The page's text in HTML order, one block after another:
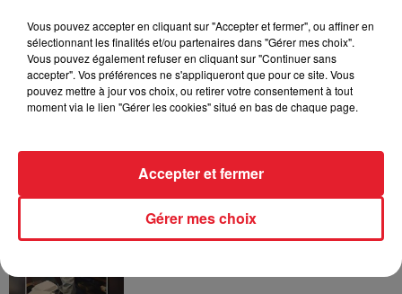
Les prix des carburants explosent :
gazole et SP95-E10 au-dessus de...
21 Savage rend hommage à Seven
Shirley, son « neveu » tragiquement...
Vous pouvez accepter en cliquant sur "Accepter et fermer", ou affiner en
sélectionnant les finalités et/ou partenaires dans "Gérer mes choix".
Vous pouvez également refuser en cliquant sur "Continuer sans
accepter". Vos préférences ne s'appliqueront que pour ce site. Vous
pouvez mettre à jour vos choix, ou retirer votre consentement à tout
moment via le lien "Gérer les cookies" situé en bas de chaque page.
Gérer mes choix
Accepter et fermer